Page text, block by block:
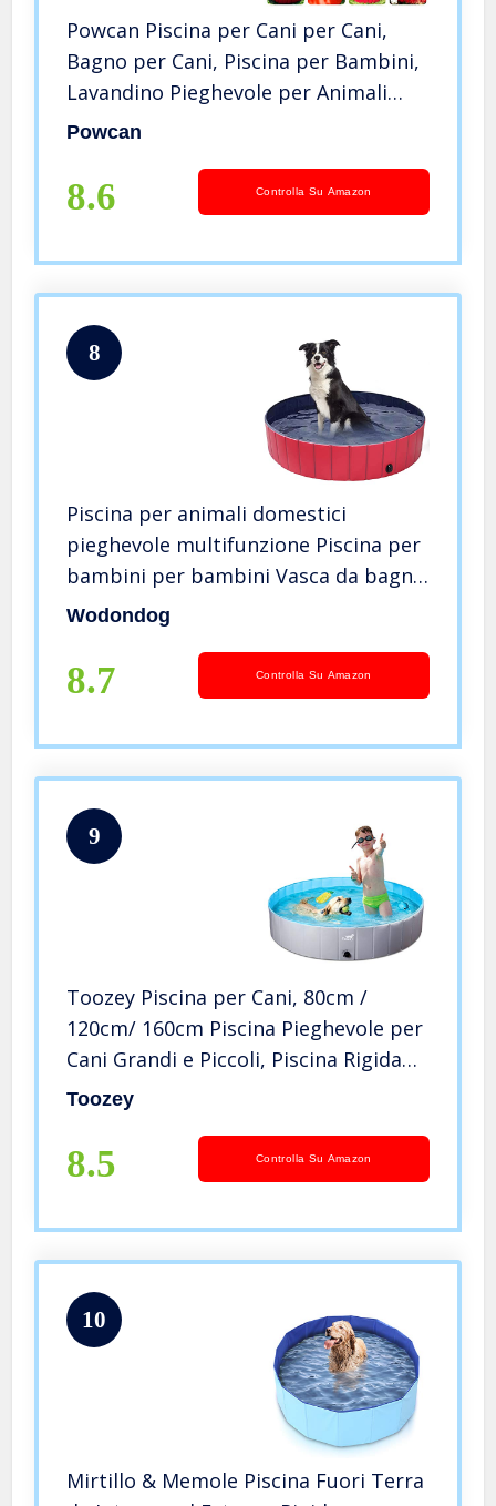
Powcan Piscina per Cani per Cani,
Bagno per Cani, Piscina per Bambini,
Lavandino Pieghevole per Animali
Domestici con Antiscivolo in PVC
20CM (Rosso)
Powcan
8.6 Controlla Su Amazon
8
Piscina per animali domestici
pieghevole multifunzione Piscina per
bambini per bambini Vasca da bagno
antiscivolo per cani in PVC Piscina di
o neonati
Wodondog
8.7 Controlla Su Amazon
9
Toozey Piscina per Cani, 80cm /
120cm/ 160cm Piscina Pieghevole per
Cani Grandi e Piccoli, Piscina Rigida
per Bambini, 100% Sicuro & Non
Toozey
8.5 Controlla Su Amazon
10
Mirtillo & Memole Piscina Fuori Terra